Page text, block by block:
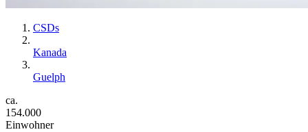
CSDs
Kanada
Guelph
ca.
154.000
Einwohner